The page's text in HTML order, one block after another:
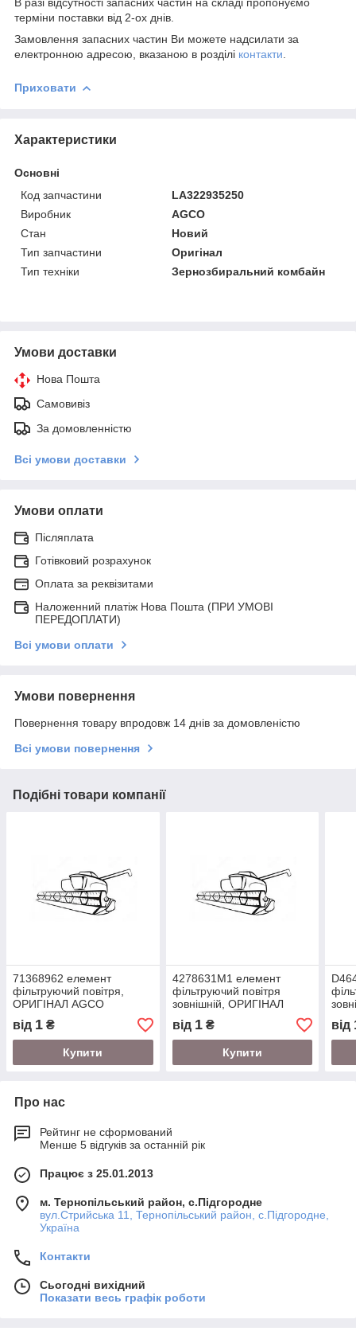
терміни поставки від 2-ох днів.
Замовлення запасних частин Ви можете надсилати за
електронною адресою, вказаною в розділі контакти
Приховати
Характеристики
Основні
Код запчастини
LA322935250
Виробник
AGCO
Стан
Новий
Тип запчастини
Оригінал
Тип техніки
Зернозбиральний комбайн
Умови доставки
Нова Пошта
Самовивіз
За домовленністю
Всі умови доставки
Умови оплати
Післяплата
Готівковий розрахунок
Оплата за реквізитами
Наложенний платіж Нова Пошта (ПРИ УМОВІ
ПЕРЕДОПЛАТИ)
Всі умови оплати
Умови повернення
Повернення товару впродовж 14 днів за домовленістю
Всі умови повернення
Подібні товари компанії
71368962 елемент
фільтруючий повітря,
ОРИГІНАЛ AGCO
від 1 ₴
Купити
4278631M1 елемент
фільтруючий повітря
зовнішній, ОРИГІНАЛ
AGCO
від 1₴
Купити
від
Про нас
Рейтинг не сформований
Менше 5 відгуків за останній рік
Працює з 25.01.2013
м. Тернопільський район, с.Підгородне
вул.Стрийська 11, Тернопільський район, с.Підгородне,
Україна
Контакти
Сьогодні вихідний
Показати весь графік роботи